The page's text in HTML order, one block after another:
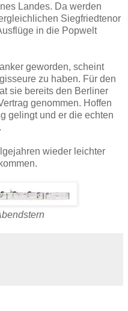
Landes. Da werden
Siegfriedtenor
in die Popwelt
geworden, scheint
zu haben. Für den
sie bereits den Berliner
genommen. Hoffen
gelingt und er die echten
wieder leichter